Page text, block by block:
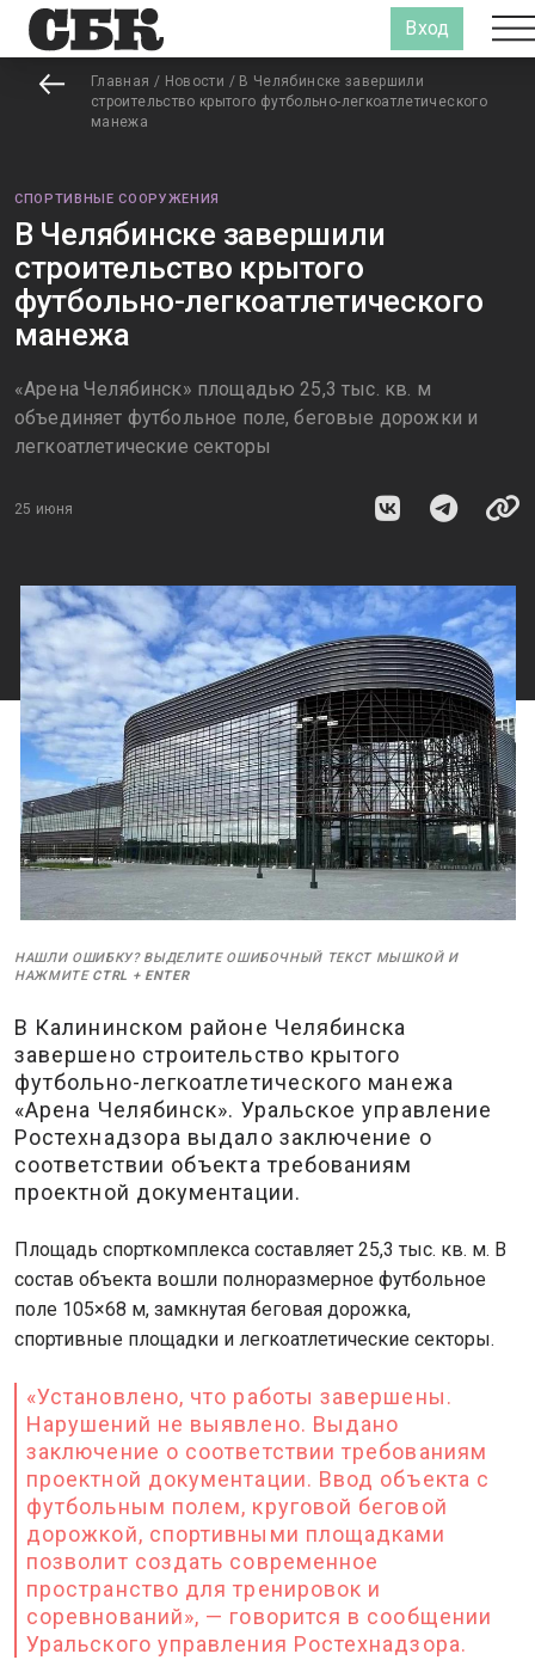
Вход
Главная / Новости / В Челябинске завершили
строительство крытого футбольно-легкоатлетического
манежа
СПОРТИВНЫЕ СООРУЖЕНИЯ
В Челябинске завершили
строительство крытого
футбольно-легкоатлетического
манежа
«Арена Челябинск» площадью 25,3 тыс. кв. м
объединяет футбольное поле, беговые дорожки и
легкоатлетические секторы
25 июня
НАШЛИ ОШИБКУ? ВЫДЕЛИТЕ ОШИБОЧНЫЙ ТЕКСТ МЫШКОЙ И
НАЖМИТЕ CTRL + ENTER
В Калининском районе Челябинска
завершено строительство крытого
футбольно-легкоатлетического манежа
«Арена Челябинск». Уральское управление
Ростехнадзора выдало заключение о
соответствии объекта требованиям
проектной документации.
Площадь спорткомплекса составляет 25,3 тыс. кв. м. В
состав объекта вошли полноразмерное футбольное
поле 105×68 м, замкнутая беговая дорожка,
спортивные площадки и легкоатлетические секторы.
«Установлено, что работы завершены.
Нарушений не выявлено. Выдано
заключение о соответствии требованиям
проектной документации. Ввод объекта с
футбольным полем, круговой беговой
дорожкой, спортивными площадками
позволит создать современное
пространство для тренировок и
соревнований», — говорится в сообщении
Уральского управления Ростехнадзора.